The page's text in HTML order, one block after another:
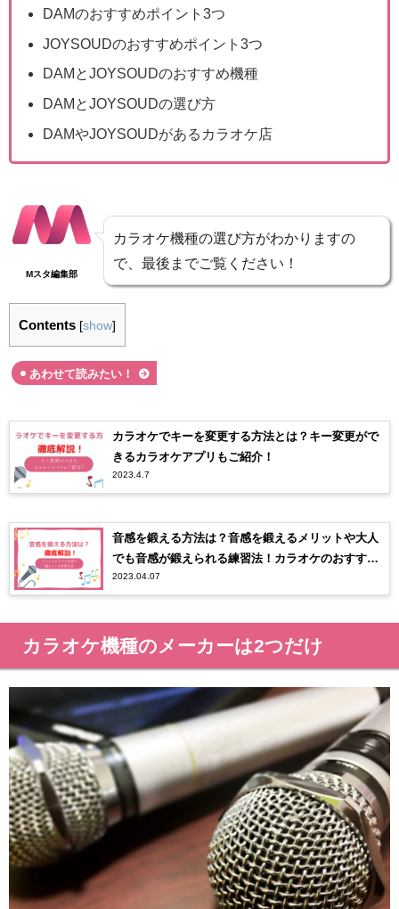
DAMのおすすめポイント3つ
JOYSOUDのおすすめポイント3つ
DAMとJOYSOUDのおすすめ機種
DAMとJOYSOUDの選び方
DAMやJOYSOUDがあるカラオケ店
Mスタ編集部
カラオケ機種の選び方がわかりますの
で、最後までご覧ください！
Contents [show]
あわせて読みたい！
カラオケでキーを変更する方法とは？キー変更がで
きるカラオケアプリもご紹介！
2023.4.7
音感を鍛える方法は？音感を鍛えるメリットや大人
でも音感が鍛えられる練習法！カラオケのおすすめ
曲も！
2023.04.07
カラオケ機種のメーカーは2つだけ